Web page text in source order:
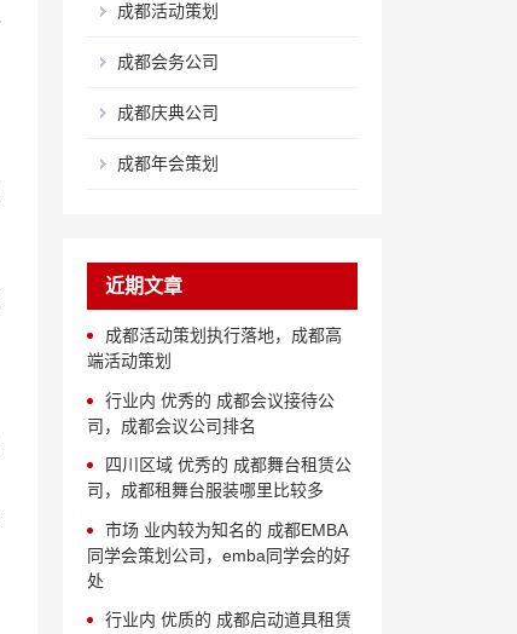
成都活动策划
成都会务公司
成都庆典公司
成都年会策划
近期文章
成都活动策划执行落地，成都高
端活动策划
行业内 优秀的 成都会议接待公
司，成都会议公司排名
四川区域 优秀的 成都舞台租赁公
司，成都租舞台服装哪里比较多
市场 业内较为知名的 成都EMBA
同学会策划公司，emba同学会的好
处
行业内 优质的 成都启动道具租赁